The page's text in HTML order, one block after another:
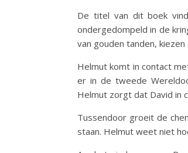
De titel van dit boek
ondergedompeld in de
van gouden tanden,
Helmut komt in contact
er in de tweede
Helmut zorgt dat David in
Tussendoor groeit de
staan. Helmut weet niet